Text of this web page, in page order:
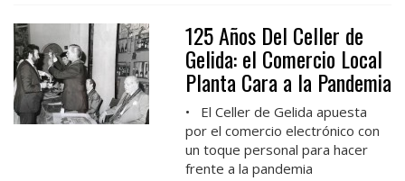
125 Años Del Celler de
Gelida: el Comercio Local
Planta Cara a la Pandemia
• El Celler de Gelida apuesta
por el comercio electrónico con
un toque personal para hacer
frente a la pandemia